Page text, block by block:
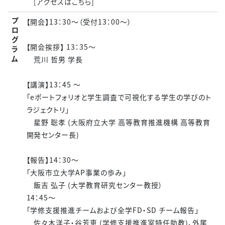
プ
ロ
グ
ラ
ム
【開会】13：30～（受付13：00～）
【開会挨拶】 13：35～
荒川 哲男 学長
【講演】13：45 ～
「eポートフォリオと学生調査で可視化する学生の学びのト
ラジェクトリ」
星野 聡孝 (大阪府立大学 高等教育推進機構 高等教育
開発センター長)
【報告】 14：30～
「大阪市立大学AP事業の歩み」
飯吉 弘子 (大学教育研究センター教授）
14：45～
「学修支援推進チームおよび全学FD・SD チーム報告」
佐々木洋子・谷芳恵 (学修支援推進室特任助教)、外尾